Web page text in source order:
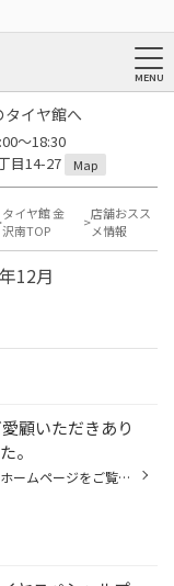
イヤ館へ
～18:30
目14-27
Map
タイヤ館 金
沢南TOP
店舗おスス
メ情報
12月
顧いただきあり
。
『タイヤ館金沢南』のホームページをご覧いただきありがとうございます！ 本年も当店をご愛顧いただきありがとうございました。 2026年も『迅速・親切・丁寧』をモットーにスタッフ一同ガンバッテ参ります。 どうぞかわらず当店をご愛顧賜りますようお願い申し上げます。 年内は本日12/29(月)までの...